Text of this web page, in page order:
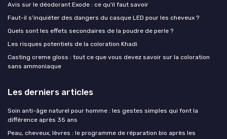
Avis sur le déodorant Exode : ce qu'il faut savoir
Faut-il s’inquiéter des dangers du casque LED pour les cheveux ?
Quels sont les effets secondaires de la poudre de perle ?
Les risques potentiels de la coloration Khadi
Casting creme gloss : tout ce que vous devez savoir sur la coloration
sans ammoniaque
Les derniers articles
Soin anti-âge naturel pour homme : les gestes simples qui font la
différence après 35 ans
Peau, cheveux, lèvres : le programme de réparation bio après les